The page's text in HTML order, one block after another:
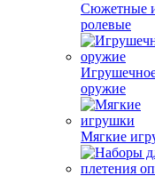
Сюжетные
ролевые
оружие
Мягкие